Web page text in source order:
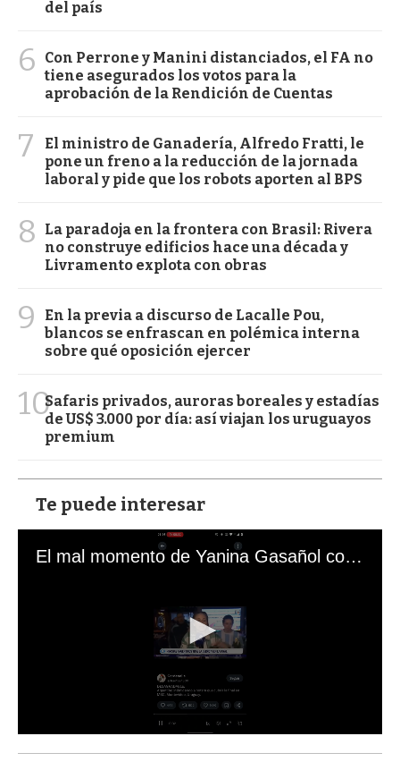
del país
6
Con Perrone y Manini distanciados, el FA no
tiene asegurados los votos para la
aprobación de la Rendición de Cuentas
7
El ministro de Ganadería, Alfredo Fratti, le
pone un freno a la reducción de la jornada
laboral y pide que los robots aporten al BPS
8
La paradoja en la frontera con Brasil: Rivera
no construye edificios hace una década y
Livramento explota con obras
9
En la previa a discurso de Lacalle Pou,
blancos se enfrascan en polémica interna
sobre qué oposición ejercer
10Safaris privados, auroras boreales y estadías
de US$ 3.000 por día: así viajan los uruguayos
premium
Te puede interesar
El mal momento de Yanina Gasañol con un hincha argentino en "Subrayado"
s